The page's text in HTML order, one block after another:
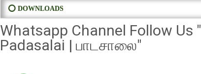
⭕ DOWNLOADS
Whatsapp Channel Follow Us "
Padasalai | பாடசாலை"